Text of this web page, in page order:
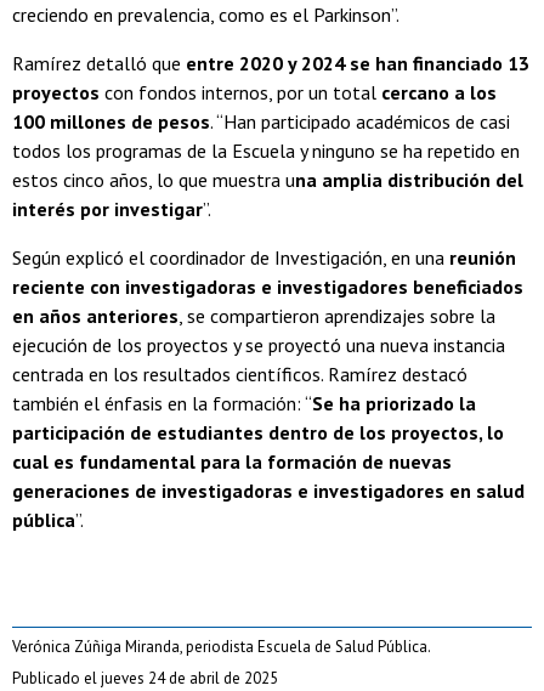
creciendo en prevalencia, como es el Parkinson”.
Ramírez detalló que entre 2020 y 2024 se han financiado 13
proyectos con fondos internos, por un total cercano a los
100 millones de pesos. “Han participado académicos de casi
todos los programas de la Escuela y ninguno se ha repetido en
estos cinco años, lo que muestra una amplia distribución del
interés por investigar”.
Según explicó el coordinador de Investigación, en una reunión
reciente con investigadoras e investigadores beneficiados
en años anteriores, se compartieron aprendizajes sobre la
ejecución de los proyectos y se proyectó una nueva instancia
centrada en los resultados científicos. Ramírez destacó
también el énfasis en la formación: “Se ha priorizado la
participación de estudiantes dentro de los proyectos, lo
cual es fundamental para la formación de nuevas
generaciones de investigadoras e investigadores en salud
pública”.
Verónica Zúñiga Miranda, periodista Escuela de Salud Pública.
Publicado el jueves 24 de abril de 2025